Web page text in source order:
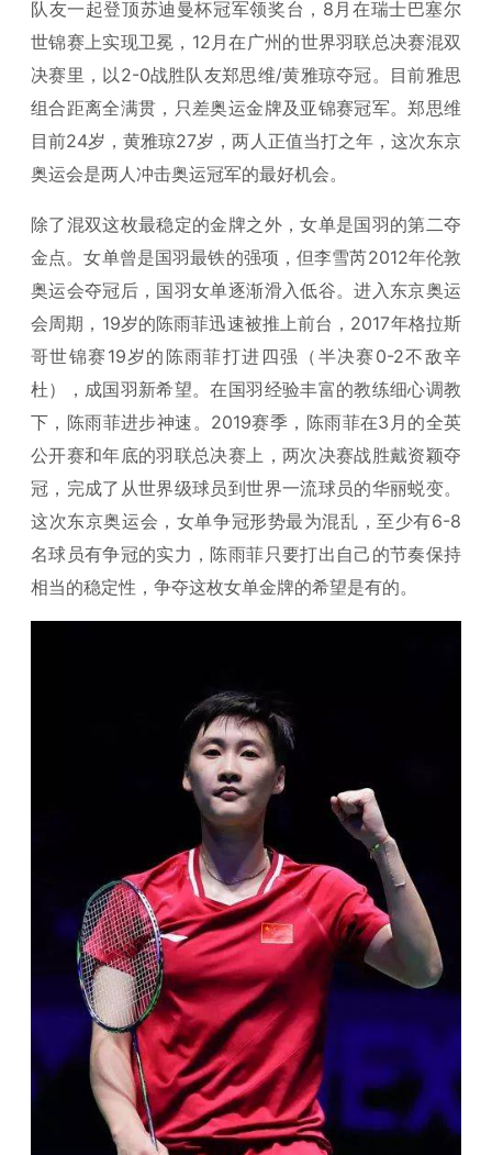
队友一起登顶苏迪曼杯冠军领奖台，8月在瑞士巴塞尔
世锦赛上实现卫冕，12月在广州的世界羽联总决赛混双
决赛里，以2-0战胜队友郑思维/黄雅琼夺冠。目前雅思
组合距离全满贯，只差奥运金牌及亚锦赛冠军。郑思维
目前24岁，黄雅琼27岁，两人正值当打之年，这次东京
奥运会是两人冲击奥运冠军的最好机会。
除了混双这枚最稳定的金牌之外，女单是国羽的第二夺
金点。女单曾是国羽最铁的强项，但李雪芮2012年伦敦
奥运会夺冠后，国羽女单逐渐滑入低谷。进入东京奥运
会周期，19岁的陈雨菲迅速被推上前台，2017年格拉斯
哥世锦赛19岁的陈雨菲打进四强（半决赛0-2不敌辛
杜），成国羽新希望。在国羽经验丰富的教练细心调教
下，陈雨菲进步神速。2019赛季，陈雨菲在3月的全英
公开赛和年底的羽联总决赛上，两次决赛战胜戴资颖夺
冠，完成了从世界级球员到世界一流球员的华丽蜕变。
这次东京奥运会，女单争冠形势最为混乱，至少有6-8
名球员有争冠的实力，陈雨菲只要打出自己的节奏保持
相当的稳定性，争夺这枚女单金牌的希望是有的。